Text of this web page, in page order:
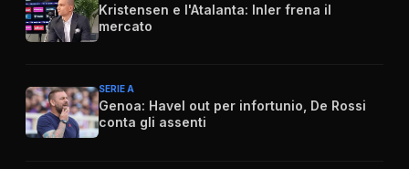
Kristensen e l'Atalanta: Inler frena il
mercato
SERIE A
Genoa: Havel out per infortunio, De Rossi
conta gli assenti